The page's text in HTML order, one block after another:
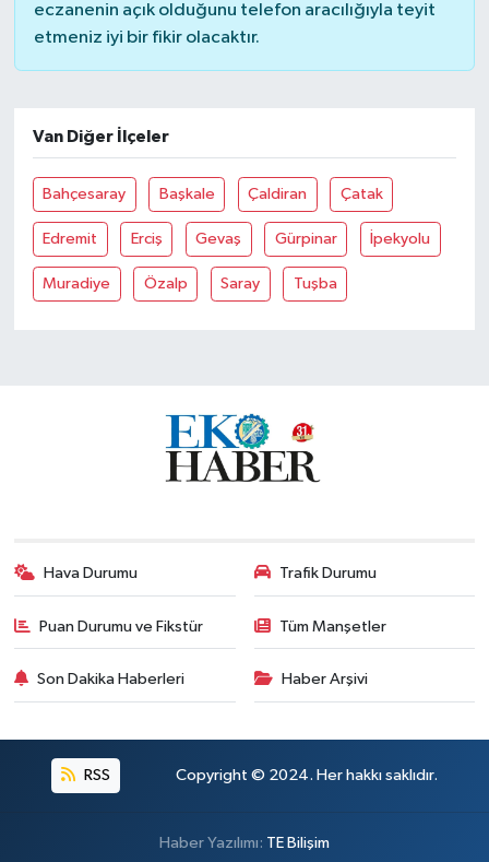
eczanenin açık olduğunu telefon aracılığıyla teyit
etmeniz iyi bir fikir olacaktır.
Van Diğer İlçeler
Bahçesaray Başkale Çaldiran Çatak
Edremit Erciş Gevaş Gürpinar İpekyolu
Muradiye Özalp Saray Tuşba
Hava Durumu Trafik Durumu
Puan Durumu ve Fikstür Tüm Manşetler
Son Dakika Haberleri Haber Arşivi
RSS Copyright © 2024. Her hakkı saklıdır.
Haber Yazılımı: TE Bilişim